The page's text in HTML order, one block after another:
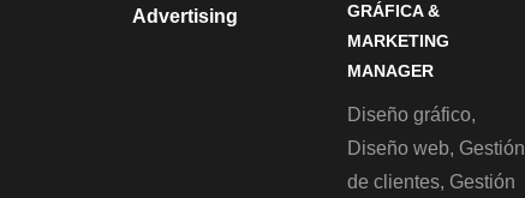
Advertising
GRÁFICA &
MARKETING
MANAGER
Diseño gráfico,
Diseño web, Gestión
de clientes, Gestión